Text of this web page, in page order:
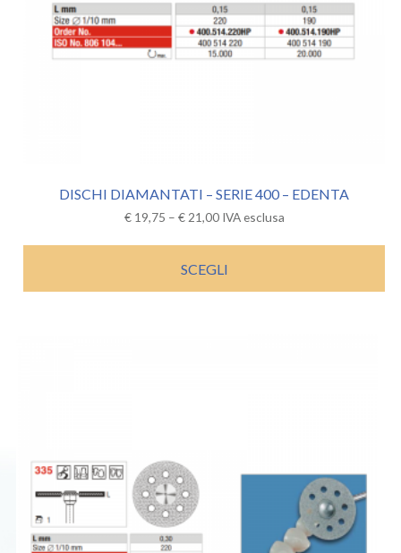
DISCHI DIAMANTATI – SERIE 400 – EDENTA
€19,75 – €21,00 IVA esclusa
SCEGLI